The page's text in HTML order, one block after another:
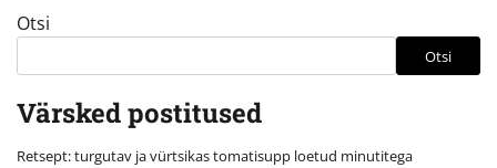
Otsi
Otsi
Värsked postitused
Retsept: turgutav ja vürtsikas tomatisupp loetud minutitega